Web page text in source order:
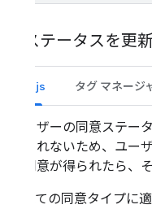
同意ステータスを更
gtag.js タグ マネージ
ユーザーの同意ステー
持されないため、ユー
の同意が得られたら、
すべての同意タイプに